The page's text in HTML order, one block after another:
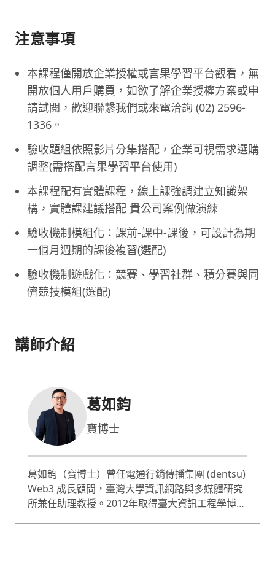
注意事項
本課程僅開放企業授權或言果學習平台觀看，無
開放個人用戶購買，如欲了解企業授權方案或申
請試閱，歡迎聯繫我們或來電洽詢 (02) 2596-
1336。
驗收題組依照影片分集搭配，企業可視需求選購
調整(需搭配言果學習平台使用)
本課程配有實體課程，線上課強調建立知識架
構，實體課建議搭配 貴公司案例做演練
驗收機制模組化：課前-課中-課後，可設計為期
一個月週期的課後複習(選配)
驗收機制遊戲化：競賽、學習社群、積分賽與同
儕競技模組(選配)
講師介紹
葛如鈞
寶博士
葛如鈞（寶博士）曾任電通行銷傳播集團 (dentsu)
Web3 成長顧問，臺灣大學資訊網路與多媒體研究
所兼任助理教授。2012年取得臺大資訊工程學博士